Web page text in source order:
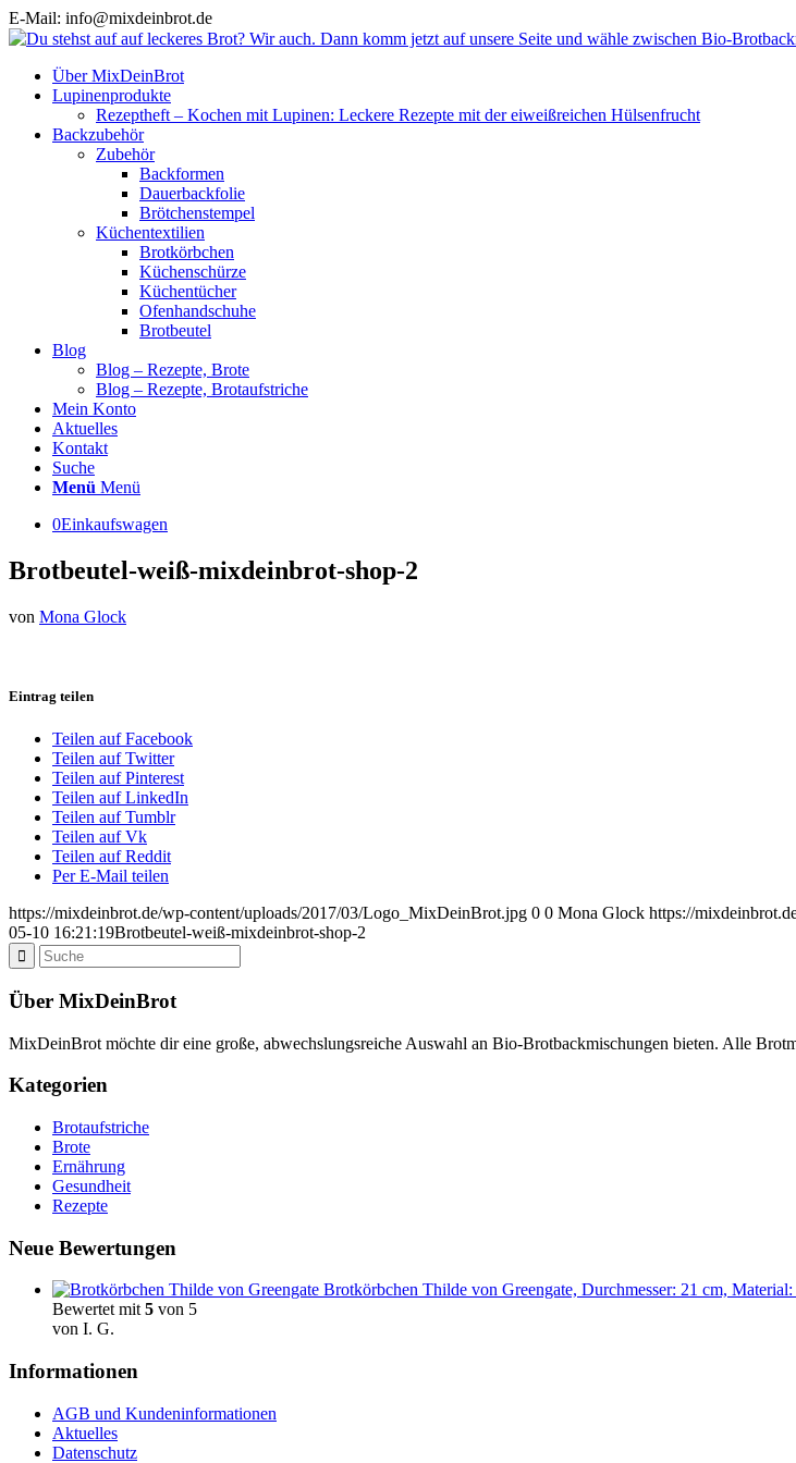
E-Mail: info@mixdeinbrot.de
Über MixDeinBrot
Lupinenprodukte
Rezeptheft – Kochen mit Lupinen: Leckere Rezepte mit der eiweißreichen Hülsenfrucht
Backzubehör
Zubehör
Backformen
Dauerbackfolie
Brötchenstempel
Küchentextilien
Brotkörbchen
Küchenschürze
Küchentücher
Ofenhandschuhe
Brotbeutel
Blog
Blog – Rezepte, Brote
Blog – Rezepte, Brotaufstriche
Mein Konto
Aktuelles
Kontakt
Suche
Menü Menü
0Einkaufswagen
Brotbeutel-weiß-mixdeinbrot-shop-2
von Mona Glock
Eintrag teilen
Teilen auf Facebook
Teilen auf Twitter
Teilen auf Pinterest
Teilen auf LinkedIn
Teilen auf Tumblr
Teilen auf Vk
Teilen auf Reddit
Per E-Mail teilen
https://mixdeinbrot.de/wp-content/uploads/2017/03/Logo_MixDeinBrot.jpg 0 0 Mona Glock https://
05-10 16:21:19Brotbeutel-weiß-mixdeinbrot-shop-2
Über MixDeinBrot
MixDeinBrot möchte dir eine große, abwechslungsreiche Auswahl an Bio-Brotbackmischungen bieten. Alle
Kategorien
Brotaufstriche
Brote
Ernährung
Gesundheit
Rezepte
Neue Bewertungen
Brotkörbchen Thilde von Greengate, Durchmesser: 21 cm,
Bewertet mit5 von 5
von I. G.
Informationen
AGB und Kundeninformationen
Aktuelles
Datenschutz